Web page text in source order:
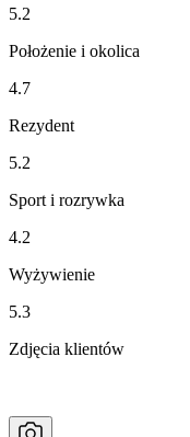
5.2
Położenie i okolica
4.7
Rezydent
5.2
Sport i rozrywka
4.2
Wyżywienie
5.3
Zdjęcia klientów